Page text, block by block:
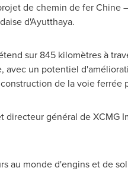
de chemin de fer Chine
d'Ayutthaya.
sur 845 kilomètres à
avec un potentiel
de la voie
directeur général de XCMG
au monde d'engins et de